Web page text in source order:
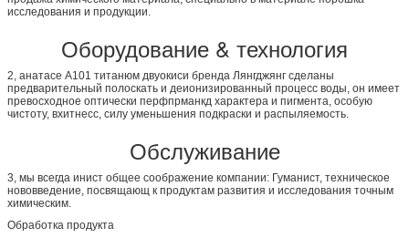
исследования и продукции.
Оборудование & технология
2, анатасе А101 титанюм двуокиси бренда Лянгджянг сделаны
предварительный полоскать и деионизированный процесс воды, он имеет
превосходное оптически перфпрманкд характера и пигмента, особую
чистоту, вхитнесс, силу уменьшения подкраски и распыляемость.
Обслуживание
3, мы всегда инист общее соображение компании: Гуманист, техническое
нововведение, посвящающ к продуктам развития и исследования точным
химическим.
Обработка продукта